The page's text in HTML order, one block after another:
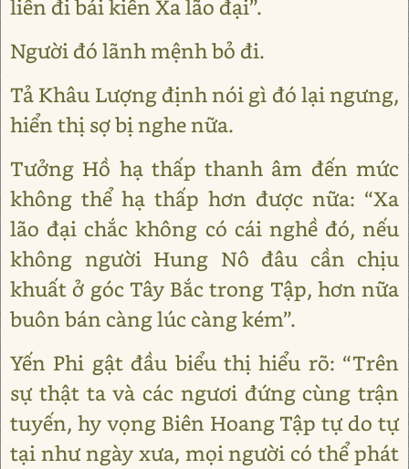
liền đi bái kiến Xa lão đại”.
Người đó lãnh mệnh bỏ đi.
Tả Khâu Lượng định nói gì đó lại ngưng,
hiển thị sợ bị nghe nữa.
Tưởng Hồ hạ thấp thanh âm đến mức
không thể hạ thấp hơn được nữa: “Xa
lão đại chắc không có cái nghề đó, nếu
không người Hung Nô đâu cần chịu
khuất ở góc Tây Bắc trong Tập, hơn nữa
buôn bán càng lúc càng kém”.
Yến Phi gật đầu biểu thị hiểu rõ: “Trên
sự thật ta và các ngươi đứng cùng trận
tuyến, hy vọng Biên Hoang Tập tự do tự
tại như ngày xưa, mọi người có thể phát